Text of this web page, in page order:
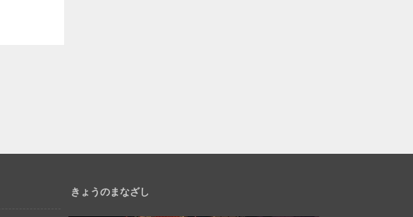
きょうのまなざし